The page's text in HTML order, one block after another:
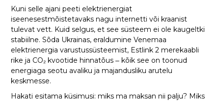
Kuni selle ajani peeti elektrienergiat
iseenesestmõistetavaks nagu internetti või kraanist
tulevat vett. Kuid selgus, et see süsteem ei ole kaugeltki
stabiilne. Sõda Ukrainas, eraldumine Venemaa
elektrienergia varustussüsteemist, Estlink 2 merekaabli
rike ja CO₂ kvootide hinnatõus ‒ kõik see on toonud
energiaga seotu avaliku ja majandusliku arutelu
keskmesse.
Hakati esitama küsimusi: miks ma maksan nii palju? Miks